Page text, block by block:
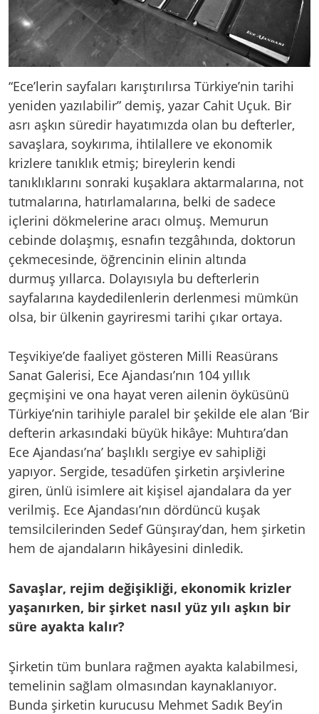
“Ece’lerin sayfaları karıştırılırsa Türkiye’nin tarihi
yeniden yazılabilir” demiş, yazar Cahit Uçuk. Bir
asrı aşkın süredir hayatımızda olan bu defterler,
savaşlara, soykırıma, ihtilallere ve ekonomik
krizlere tanıklık etmiş; bireylerin kendi
tanıklıklarını sonraki kuşaklara aktarmalarına, not
tutmalarına, hatırlamalarına, belki de sadece
içlerini dökmelerine aracı olmuş. Memurun
cebinde dolaşmış, esnafın tezgâhında, doktorun
çekmecesinde, öğrencinin elinin altında
durmuş yıllarca. Dolayısıyla bu defterlerin
sayfalarına kaydedilenlerin derlenmesi mümkün
olsa, bir ülkenin gayriresmi tarihi çıkar ortaya.
Teşvikiye’de faaliyet gösteren Milli Reasürans
Sanat Galerisi, Ece Ajandası’nın 104 yıllık
geçmişini ve ona hayat veren ailenin öyküsünü
Türkiye’nin tarihiyle paralel bir şekilde ele alan ‘Bir
defterin arkasındaki büyük hikâye: Muhtıra’dan
Ece Ajandası’na’ başlıklı sergiye ev sahipliği
yapıyor. Sergide, tesadüfen şirketin arşivlerine
giren, ünlü isimlere ait kişisel ajandalara da yer
verilmiş. Ece Ajandası’nın dördüncü kuşak
temsilcilerinden Sedef Günşıray’dan, hem şirketin
hem de ajandaların hikâyesini dinledik.
Savaşlar, rejim değişikliği, ekonomik krizler
yaşanırken, bir şirket nasıl yüz yılı aşkın bir
süre ayakta kalır?
Şirketin tüm bunlara rağmen ayakta kalabilmesi,
temelinin sağlam olmasından kaynaklanıyor.
Bunda şirketin kurucusu Mehmet Sadık Bey’in